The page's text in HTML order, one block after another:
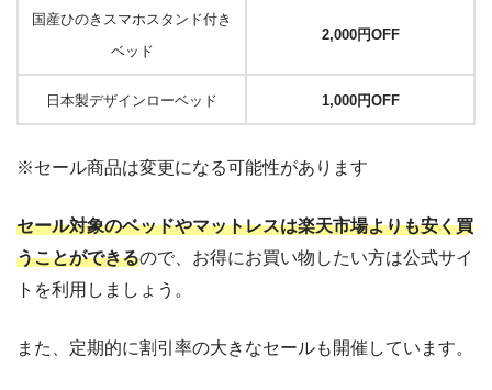
国産ひのきスマホスタンド付き
ベッド
2,000円OFF
日本製デザインローベッド 1,000円OFF
※セール商品は変更になる可能性があります
セール対象のベッドやマットレスは楽天市場よりも安く買
うことができるので、お得にお買い物したい方は公式サイ
トを利用しましょう。
また、定期的に割引率の大きなセールも開催しています。